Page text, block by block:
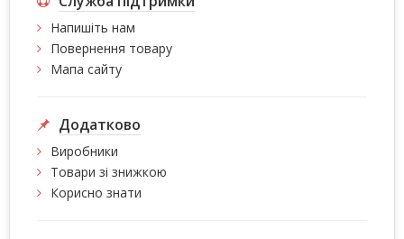
Напишіть нам
Повернення товару
Мапа сайту
Додатково
Виробники
Товари зі знижкою
Корисно знати